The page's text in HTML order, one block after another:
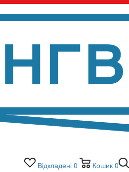
Відкладені 0 Кошик 0